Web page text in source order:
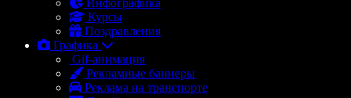
Инфографика
Курсы
Поздравления
Графика
Gif-анимация
Рекламные баннеры
Реклама на транспорте